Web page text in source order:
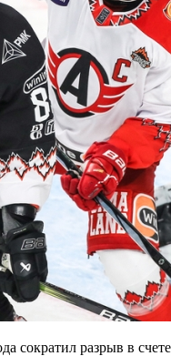
сократил разрыв в